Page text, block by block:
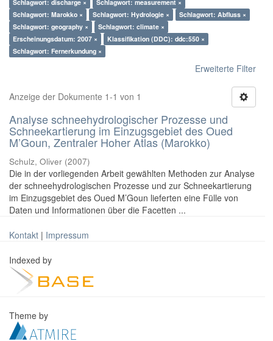
Schlagwort: discharge ×
Schlagwort: measurement ×
Schlagwort: Marokko ×
Schlagwort: Hydrologie ×
Schlagwort: Abfluss ×
Schlagwort: geography ×
Schlagwort: climate ×
Erscheinungsdatum: 2007 ×
Klassifikation (DDC): ddc:550 ×
Schlagwort: Fernerkundung ×
Erweiterte Filter
Anzeige der Dokumente 1-1 von 1
Analyse schneehydrologischer Prozesse und
Schneekartierung im Einzugsgebiet des Oued
M’Goun, Zentraler Hoher Atlas (Marokko)
Schulz, Oliver (2007)
Die in der vorliegenden Arbeit gewählten Methoden zur Analyse
der schneehydrologischen Prozesse und zur Schneekartierung
im Einzugsgebiet des Oued M’Goun lieferten eine Fülle von
Daten und Informationen über die Facetten ...
Kontakt | Impressum
Indexed by
Theme by